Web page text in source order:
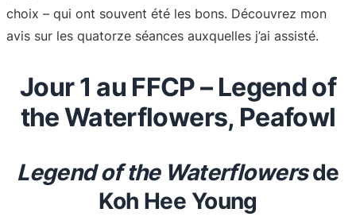
choix – qui ont souvent été les bons. Découvrez mon
avis sur les quatorze séances auxquelles j’ai assisté.
Jour 1 au FFCP – Legend of
the Waterflowers, Peafowl
Legend of the Waterflowersde
Koh Hee Young